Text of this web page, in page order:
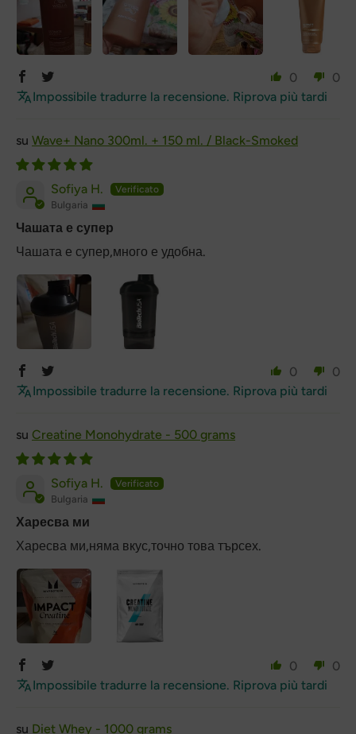
0
0
Impossibile tradurre la recensione. Riprova più tardi
Wave+ Nano 300ml. + 150 ml. / Black-Smoked
Sofiya H.
Bulgaria
Чашата е супер
Чашата е супер,много е удобна.
0
0
Impossibile tradurre la recensione. Riprova più tardi
Creatine Monohydrate - 500 grams
Sofiya H.
Bulgaria
Харесва ми
Харесва ми,няма вкус,точно това търсех.
0
0
Impossibile tradurre la recensione. Riprova più tardi
Diet Whey - 1000 grams